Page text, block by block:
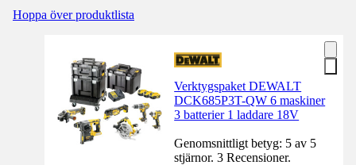
Hoppa över produktlista
Verktygspaket DEWALT
DCK685P3T-QW 6 maskiner
3 batterier 1 laddare 18V
Genomsnittligt betyg: 5 av 5
stjärnor. 3 Recensioner.